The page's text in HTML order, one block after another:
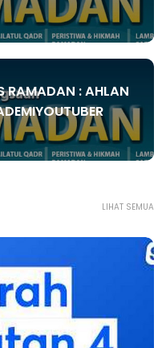
RAMADAN : AHLAN
LIHAT SEMUA